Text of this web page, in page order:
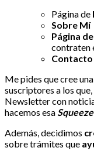
Página de
Sobre Mí
Página
contraten
Contacto
Me pides que cree
suscriptores a los
Newsletter con
hacemos esa
Además, decidimos
sobre trámites que